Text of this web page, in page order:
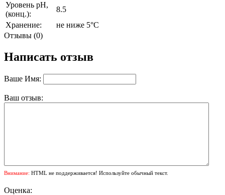
Уровень рН,
(конц.):
8.5
Хранение:
не ниже 5°C
Отзывы (0)
Написать отзыв
Ваше Имя:
Ваш отзыв:
Внимание: HTML не поддерживается! Используйте обычный текст.
Оценка: